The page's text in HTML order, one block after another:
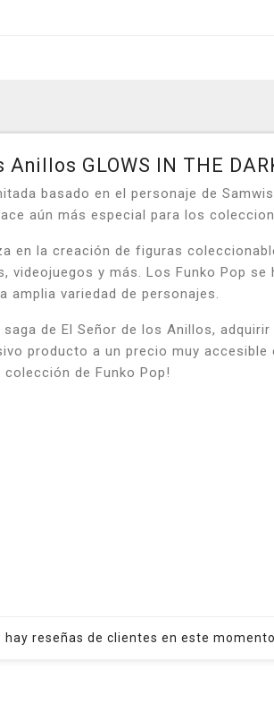
GLOWS IN THE
basado en el personaje de
aún más especial para los
en la creación de figuras
y más. Los Funko Pop
amplia variedad de personajes.
de El Señor de los Anillos,
producto a un precio muy
de Funko Pop!
hay reseñas de clientes en este